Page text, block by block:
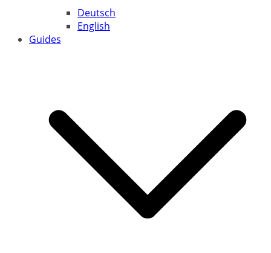
Deutsch
English
Guides